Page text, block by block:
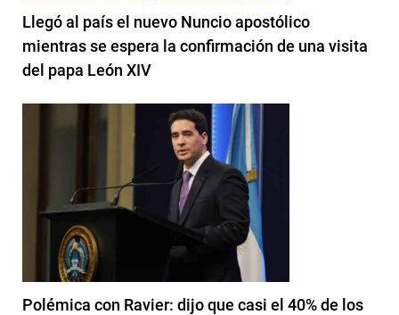
Llegó al país el nuevo Nuncio apostólico
mientras se espera la confirmación de una visita
del papa León XIV
Polémica con Ravier: dijo que casi el 40% de los